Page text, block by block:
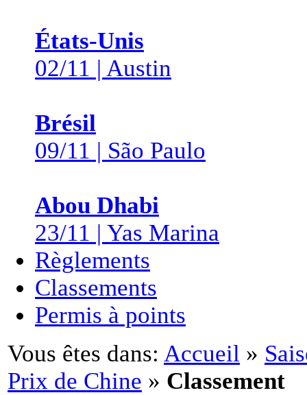
États-Unis
02/11 | Austin
Brésil
09/11 | São Paulo
Abou Dhabi
23/11 | Yas Marina
Règlements
Classements
Permis à points
Vous êtes dans: Accueil »
Prix de Chine » Classement